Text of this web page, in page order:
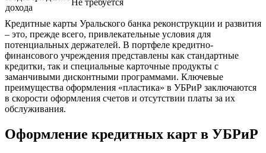
дохода
Не требуется
Кредитные карты Уральского банка реконструкции и развития
– это, прежде всего, привлекательные условия для
потенциальных держателей. В портфеле кредитно-
финансового учреждения представлены как стандартные
кредитки, так и специальные карточные продукты с
заманчивыми дисконтными программами. Ключевые
преимущества оформления «пластика» в УБРиР заключаются
в скорости оформления счетов и отсутствии платы за их
обслуживания.
Оформление кредитных карт в УБРиР